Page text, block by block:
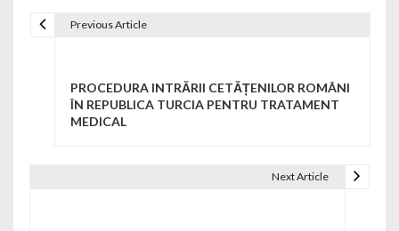
Previous Article
PROCEDURA INTRĂRII CETĂȚENILOR ROMÂNI
ÎN REPUBLICA TURCIA PENTRU TRATAMENT
MEDICAL
Next Article